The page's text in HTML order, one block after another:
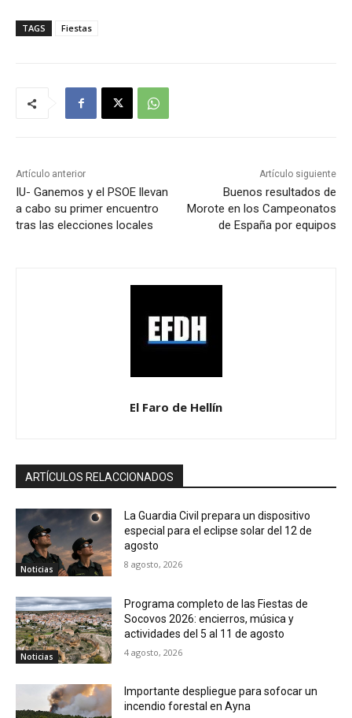
TAGS Fiestas
Artículo anterior
IU- Ganemos y el PSOE llevan
a cabo su primer encuentro
tras las elecciones locales
Artículo siguiente
Buenos resultados de
Morote en los Campeonatos
de España por equipos
El Faro de Hellín
ARTÍCULOS RELACCIONADOS
Noticias
La Guardia Civil prepara un dispositivo
especial para el eclipse solar del 12 de
agosto
8 agosto, 2026
Noticias
Programa completo de las Fiestas de
Socovos 2026: encierros, música y
actividades del 5 al 11 de agosto
4 agosto, 2026
Importante despliegue para sofocar un
incendio forestal en Ayna